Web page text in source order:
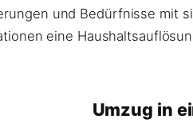
und Bedürfnisse mit
eine
Umzug in